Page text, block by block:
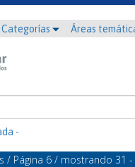
Categorías Áreas
-
/ Página 6 / mostrando 31 -